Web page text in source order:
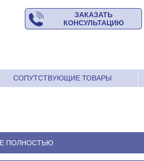
ЗАКАЗАТЬ
КОНСУЛЬТАЦИЮ
СОПУТСТВУЮЩИЕ ТОВАРЫ
ПОЛНОСТЬЮ